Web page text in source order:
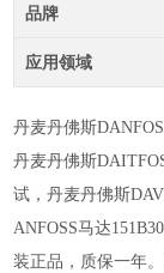
品牌
应用领域
丹麦丹佛斯
丹麦丹佛斯
试，丹麦丹佛斯
ANFOSS马达
装正品，质保一年